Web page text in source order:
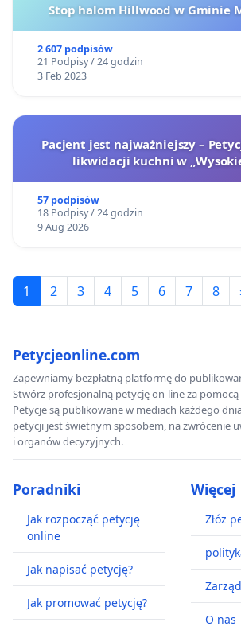
Stop halom Hillwood w Gminie
2 607 podpisów
21 Podpisy / 24 godzin
3 Feb 2023
Pacjent jest najważniejszy –
likwidacji kuchni w
57 podpisów
18 Podpisy / 24 godzin
9 Aug 2026
1 2 3 4 5 6 7 8
Petycjeonline.com
Zapewniamy bezpłatną platformę do
Stwórz profesjonalną petycję on-line za
Petycje są publikowane w mediach każdego
petycji jest świetnym sposobem, na zwrócenie
i organów decyzyjnych.
Poradniki
Jak rozpocząć petycję
online
Jak napisać petycję?
Jak promować petycję?
Więcej
Złóż
O nas